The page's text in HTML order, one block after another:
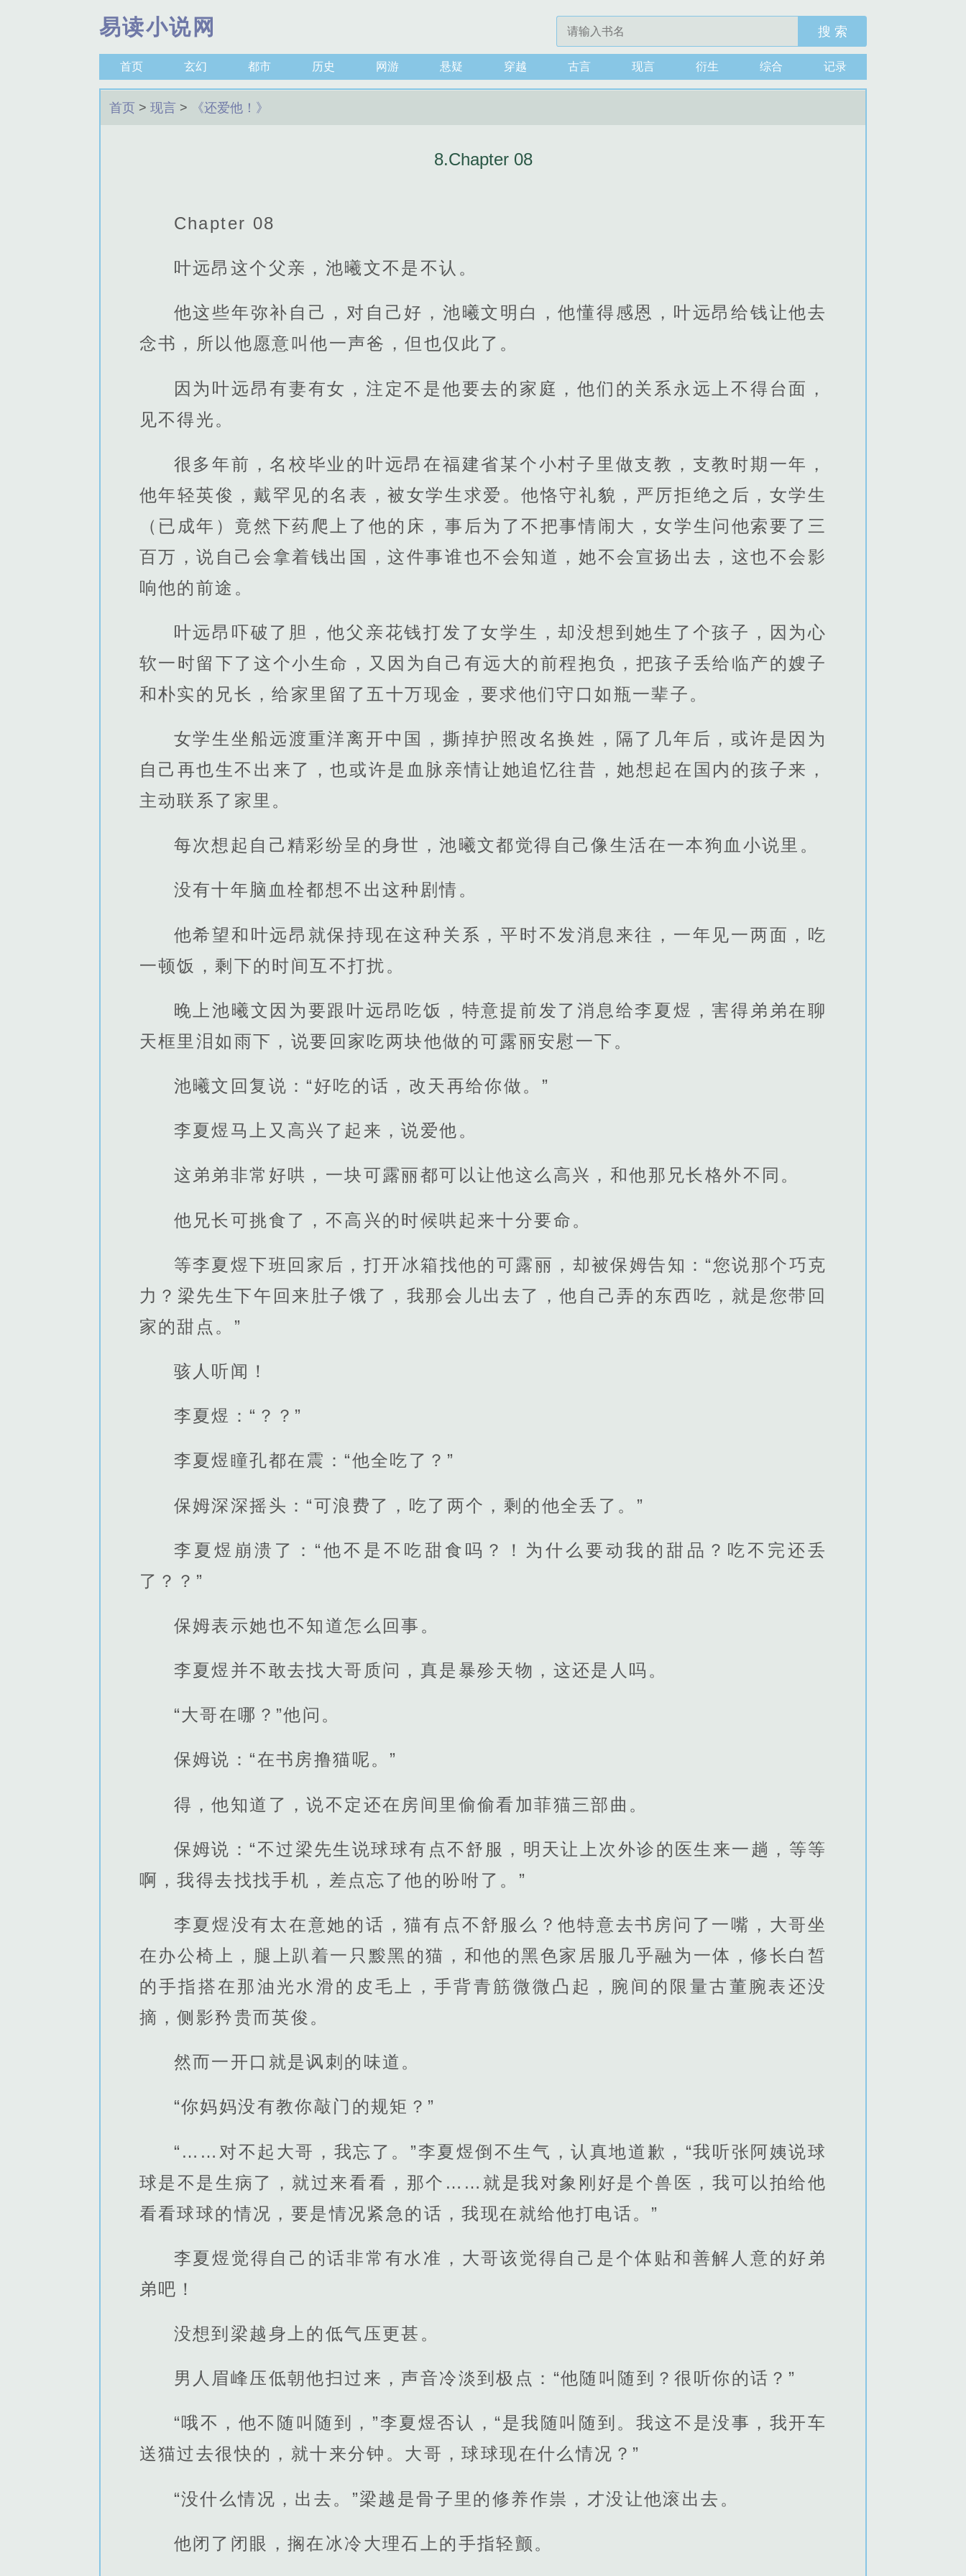
易读小说网 搜 索
首页 玄幻 都市 历史 网游 悬疑 穿越 古言 现言 衍生 综合 记录
首页 > 现言 > 《还爱他！》
8.Chapter 08
Chapter 08
叶远昂这个父亲，池曦文不是不认。
他这些年弥补自己，对自己好，池曦文明白，他懂得感恩，叶远昂给钱让他去
念书，所以他愿意叫他一声爸，但也仅此了。
因为叶远昂有妻有女，注定不是他要去的家庭，他们的关系永远上不得台面，
见不得光。
很多年前，名校毕业的叶远昂在福建省某个小村子里做支教，支教时期一年，
他年轻英俊，戴罕见的名表，被女学生求爱。他恪守礼貌，严厉拒绝之后，女学生
（已成年）竟然下药爬上了他的床，事后为了不把事情闹大，女学生问他索要了三
百万，说自己会拿着钱出国，这件事谁也不会知道，她不会宣扬出去，这也不会影
响他的前途。
叶远昂吓破了胆，他父亲花钱打发了女学生，却没想到她生了个孩子，因为心
软一时留下了这个小生命，又因为自己有远大的前程抱负，把孩子丢给临产的嫂子
和朴实的兄长，给家里留了五十万现金，要求他们守口如瓶一辈子。
女学生坐船远渡重洋离开中国，撕掉护照改名换姓，隔了几年后，或许是因为
自己再也生不出来了，也或许是血脉亲情让她追忆往昔，她想起在国内的孩子来，
主动联系了家里。
每次想起自己精彩纷呈的身世，池曦文都觉得自己像生活在一本狗血小说里。
没有十年脑血栓都想不出这种剧情。
他希望和叶远昂就保持现在这种关系，平时不发消息来往，一年见一两面，吃
一顿饭，剩下的时间互不打扰。
晚上池曦文因为要跟叶远昂吃饭，特意提前发了消息给李夏煜，害得弟弟在聊
天框里泪如雨下，说要回家吃两块他做的可露丽安慰一下。
池曦文回复说：“好吃的话，改天再给你做。”
李夏煜马上又高兴了起来，说爱他。
这弟弟非常好哄，一块可露丽都可以让他这么高兴，和他那兄长格外不同。
他兄长可挑食了，不高兴的时候哄起来十分要命。
等李夏煜下班回家后，打开冰箱找他的可露丽，却被保姆告知：“您说那个巧克
力？梁先生下午回来肚子饿了，我那会儿出去了，他自己弄的东西吃，就是您带回
家的甜点。”
骇人听闻！
李夏煜：“？？”
李夏煜瞳孔都在震：“他全吃了？”
保姆深深摇头：“可浪费了，吃了两个，剩的他全丢了。”
李夏煜崩溃了：“他不是不吃甜食吗？！为什么要动我的甜品？吃不完还丢
了？？”
保姆表示她也不知道怎么回事。
李夏煜并不敢去找大哥质问，真是暴殄天物，这还是人吗。
“大哥在哪？”他问。
保姆说：“在书房撸猫呢。”
得，他知道了，说不定还在房间里偷偷看加菲猫三部曲。
保姆说：“不过梁先生说球球有点不舒服，明天让上次外诊的医生来一趟，等等
啊，我得去找找手机，差点忘了他的吩咐了。”
李夏煜没有太在意她的话，猫有点不舒服么？他特意去书房问了一嘴，大哥坐
在办公椅上，腿上趴着一只黢黑的猫，和他的黑色家居服几乎融为一体，修长白皙
的手指搭在那油光水滑的皮毛上，手背青筋微微凸起，腕间的限量古董腕表还没
摘，侧影矜贵而英俊。
然而一开口就是讽刺的味道。
“你妈妈没有教你敲门的规矩？”
“……对不起大哥，我忘了。”李夏煜倒不生气，认真地道歉，“我听张阿姨说球
球是不是生病了，就过来看看，那个……就是我对象刚好是个兽医，我可以拍给他
看看球球的情况，要是情况紧急的话，我现在就给他打电话。”
李夏煜觉得自己的话非常有水准，大哥该觉得自己是个体贴和善解人意的好弟
弟吧！
没想到梁越身上的低气压更甚。
男人眉峰压低朝他扫过来，声音冷淡到极点：“他随叫随到？很听你的话？”
“哦不，他不随叫随到，”李夏煜否认，“是我随叫随到。我这不是没事，我开车
送猫过去很快的，就十来分钟。大哥，球球现在什么情况？”
“没什么情况，出去。”梁越是骨子里的修养作祟，才没让他滚出去。
他闭了闭眼，搁在冰冷大理石上的手指轻颤。